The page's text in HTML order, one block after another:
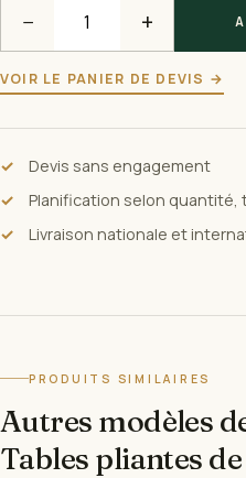
− +
VOIR LE PANIER DE DEVIS →
Devis sans engagement
Planification selon quantité,
Livraison nationale et
PRODUITS SIMILAIRES
Autres modèles
Tables pliantes